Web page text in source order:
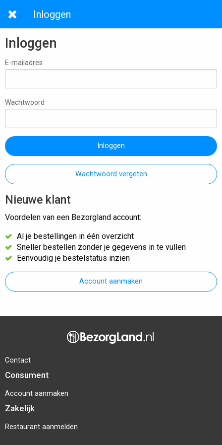
Inloggen
Inloggen
E-mailadres
Wachtwoord
Inloggen
Wachtwoord vergeten
Nieuwe klant
Voordelen van een Bezorgland account:
Al je bestellingen in één overzicht
Sneller bestellen zonder je gegevens in te vullen
Eenvoudig je bestelstatus inzien
Account aanmaken
Contact
Consument
Account aanmaken
Zakelijk
Restaurant aanmelden